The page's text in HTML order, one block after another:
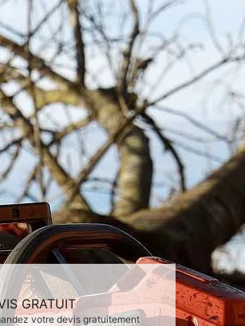
GRATUIT
votre devis gratuitement